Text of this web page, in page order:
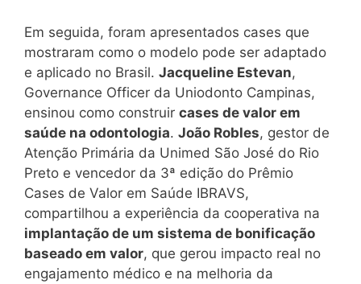
Em seguida, foram apresentados cases que
mostraram como o modelo pode ser adaptado
e aplicado no Brasil. Jacqueline Estevan,
Governance Officer da Uniodonto Campinas,
ensinou como construir cases de valor em
saúde na odontologia. João Robles, gestor de
Atenção Primária da Unimed São José do Rio
Preto e vencedor da 3ª edição do Prêmio
Cases de Valor em Saúde IBRAVS,
compartilhou a experiência da cooperativa na
implantação de um sistema de bonificação
baseado em valor, que gerou impacto real no
engajamento médico e na melhoria da